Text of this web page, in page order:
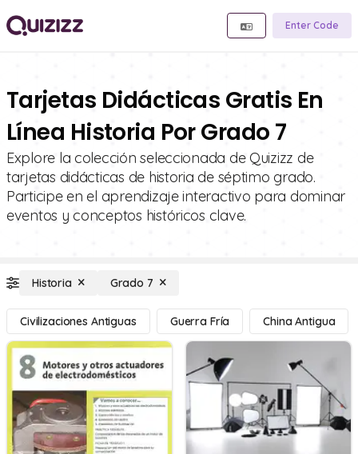
Enter Code
Tarjetas Didácticas Gratis En
Línea Historia Por Grado 7
Explore la colección seleccionada de Quizizz de
tarjetas didácticas de historia de séptimo grado.
Participe en el aprendizaje interactivo para dominar
eventos y conceptos históricos clave.
Historia Grado 7
Civilizaciones Antiguas Guerra Fría China Antigua